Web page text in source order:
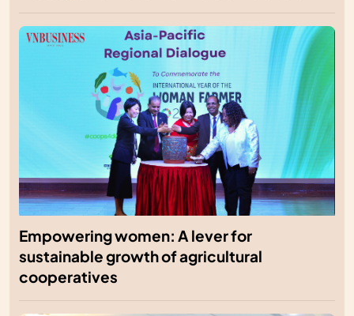
Empowering women: A lever for
sustainable growth of agricultural
cooperatives